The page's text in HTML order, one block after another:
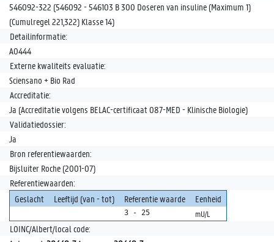
546092-322 (546092 - 546103 B 300 Doseren van insuline (Maximum 1)
(Cumulregel 221,322) Klasse 14)
Detailinformatie:
A0444
Externe kwaliteits evaluatie:
Sciensano + Bio Rad
Accreditatie:
Ja (Accreditatie volgens BELAC-certificaat 087-MED - Klinische Biologie)
Validatiedossier:
Ja
Bron referentiewaarden:
Bijsluiter Roche (2001-07)
Referentiewaarden:
Geslacht
Leeftijd (van - tot) Referentie waarde Eenheid
3 - 25 mU/L
LOINC/Albert/local code: